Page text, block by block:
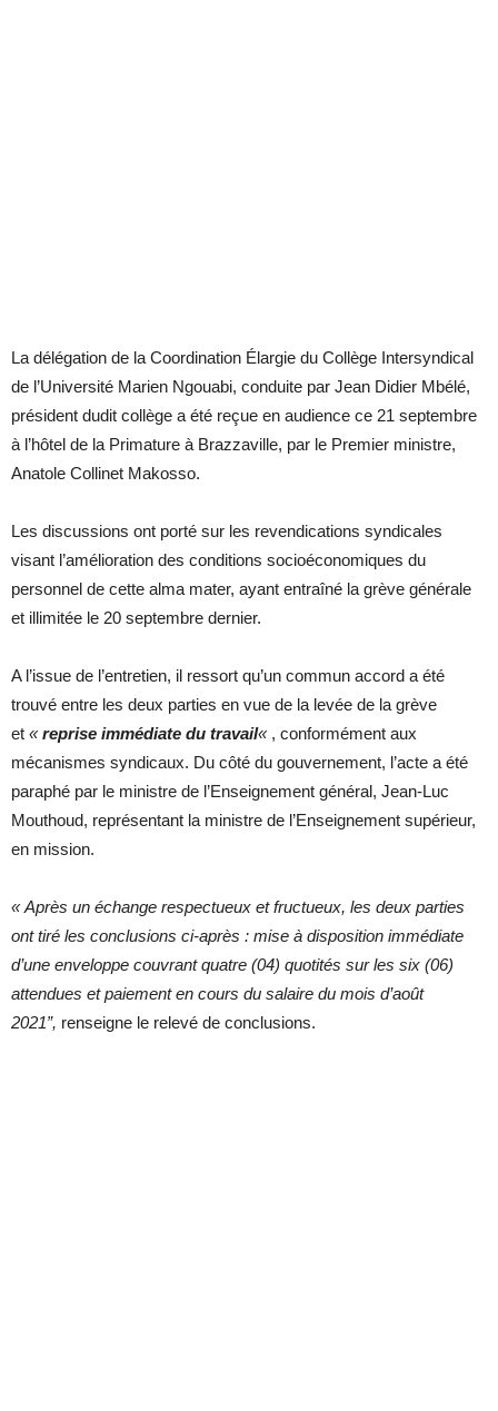
La délégation de la Coordination Élargie du Collège Intersyndical
de l’Université Marien Ngouabi, conduite par Jean Didier Mbélé,
président dudit collège a été reçue en audience ce 21 septembre
à l’hôtel de la Primature à Brazzaville, par le Premier ministre,
Anatole Collinet Makosso.
Les discussions ont porté sur les revendications syndicales
visant l’amélioration des conditions socioéconomiques du
personnel de cette alma mater, ayant entraîné la grève générale
et illimitée le 20 septembre dernier.
A l’issue de l’entretien, il ressort qu’un commun accord a été
trouvé entre les deux parties en vue de la levée de la grève
et «reprise immédiate du travail« , conformément aux
mécanismes syndicaux. Du côté du gouvernement, l’acte a été
paraphé par le ministre de l’Enseignement général, Jean-Luc
Mouthoud, représentant la ministre de l’Enseignement supérieur,
en mission.
« Après un échange respectueux et fructueux, les deux parties
ont tiré les conclusions ci-après : mise à disposition immédiate
d’une enveloppe couvrant quatre (04) quotités sur les six (06)
attendues et paiement en cours du salaire du mois d’août
2021”, renseigne le relevé de conclusions.